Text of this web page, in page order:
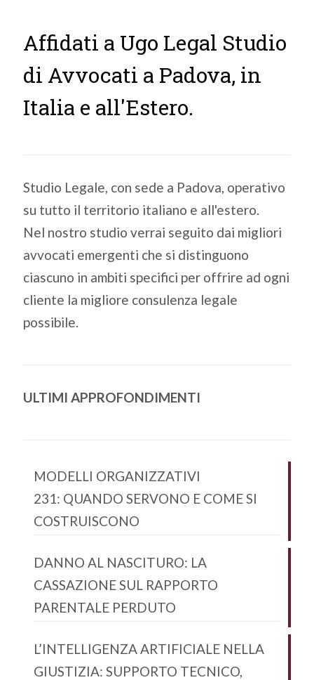
Affidati a Ugo Legal Studio
di Avvocati a Padova, in
Italia e all'Estero.
Studio Legale, con sede a Padova, operativo
su tutto il territorio italiano e all'estero.
Nel nostro studio verrai seguito dai migliori
avvocati emergenti che si distinguono
ciascuno in ambiti specifici per offrire ad ogni
cliente la migliore consulenza legale
possibile.
ULTIMI APPROFONDIMENTI
MODELLI ORGANIZZATIVI
231: QUANDO SERVONO E COME SI
COSTRUISCONO
DANNO AL NASCITURO: LA
CASSAZIONE SUL RAPPORTO
PARENTALE PERDUTO
L’INTELLIGENZA ARTIFICIALE NELLA
GIUSTIZIA: SUPPORTO TECNICO,